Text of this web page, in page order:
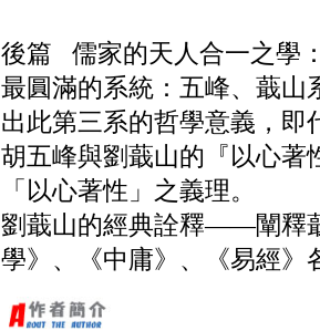
後篇 儒家的天人合一之學
最圓滿的系統：五峰、蕺
出此第三系的哲學意義，即
胡五峰與劉蕺山的『以心
「以心著性」之義理。
劉蕺山的經典詮釋——闡釋
學》、《中庸》、《易經》